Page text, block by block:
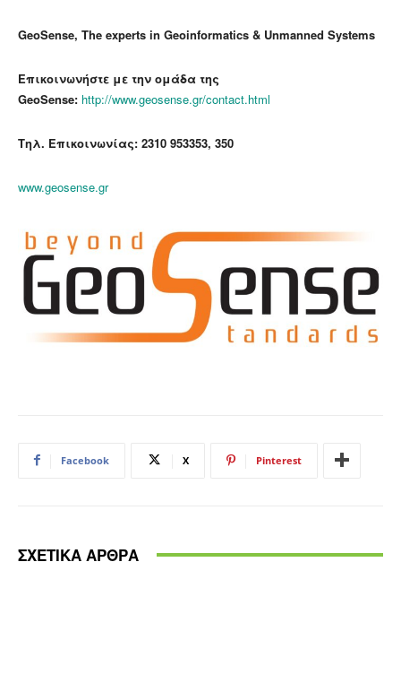
GeoSense, The experts in Geoinformatics & Unmanned Systems
Επικοινωνήστε με την ομάδα της
GeoSense: http://www.geosense.gr/contact.html
Τηλ. Επικοινωνίας: 2310 953353, 350
www.geosense.gr
Facebook X Pinterest
ΣΧΕΤΙΚΑ ΑΡΘΡΑ